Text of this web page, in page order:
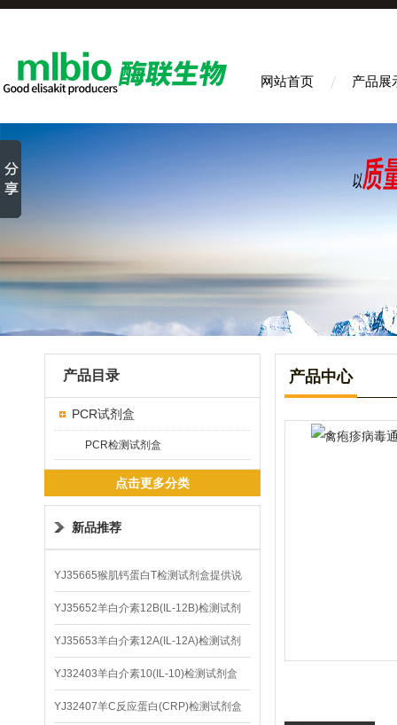
网站首页 产品展
产品目录
PCR试剂盒
PCR检测试剂盒
点击更多分类
新品推荐
YJ35665猴肌钙蛋白T检测试剂盒提供说
明书
YJ35652羊白介素12B(IL-12B)检测试剂
盒
YJ35653羊白介素12A(IL-12A)检测试剂
盒
YJ32403羊白介素10(IL-10)检测试剂盒
YJ32407羊C反应蛋白(CRP)检测试剂盒
产品中心